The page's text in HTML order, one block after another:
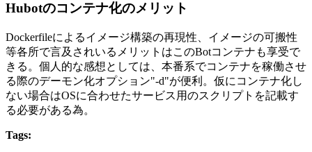
Hubotのコンテナ化のメリット
Dockerfileによるイメージ構築の再現性、イメージの可搬性
等各所で言及されいるメリットはこのBotコンテナも享受で
きる。個人的な感想としては、本番系でコンテナを稼働させ
る際のデーモン化オプション"-d"が便利。仮にコンテナ化し
ない場合はOSに合わせたサービス用のスクリプトを記載す
る必要がある為。
Tags: